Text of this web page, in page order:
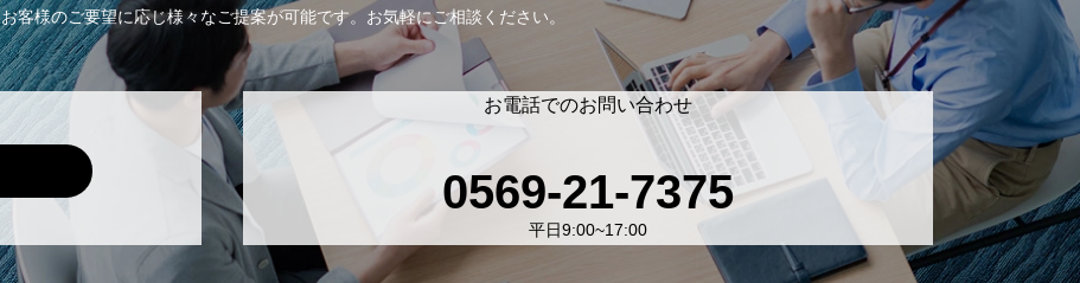
お客様のご要望に応じ様々なご提案が可能です。 お気軽にご相談ください。
お電話でのお問い合わせ
0569-21-7375
平日9:00~17:00